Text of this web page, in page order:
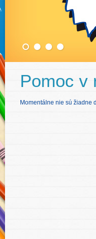
Pomoc v
Momentálne nie sú žiadne